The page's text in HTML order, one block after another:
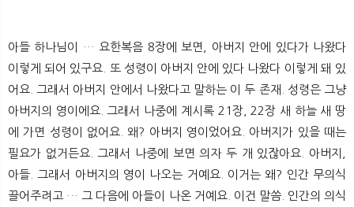
아들 하나님이 … 요한복음 8장에 보면, 아버지 안에 있다가 나왔다
이렇게 되어 있구요. 또 성령이 아버지 안에 있다 나왔다 이렇게 돼 있
어요. 그래서 아버지 안에서 나왔다고 말하는 이 두 존재. 성령은 그냥
아버지의 영이에요. 그래서 나중에 계시록 21장, 22장 새 하늘 새 땅
에 가면 성령이 없어요. 왜? 아버지 영이었어요. 아버지가 있을 때는
필요가 없거든요. 그래서 나중에 보면 의자 두 개 있잖아요. 아버지,
아들. 그래서 아버지의 영이 나오는 거예요. 이거는 왜? 인간 무의식
끌어주려고 … 그 다음에 아들이 나온 거예요. 이건 말씀. 인간의 의식